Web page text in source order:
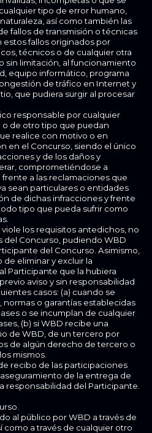
tipo de error humano,
así como también las
fallos de transmisión o técnicas
estos fallos originados por
técnicos o de cualquier otra
sin limitación, al funcionamiento
equipo informático, programa
de tráfico en Internet y
que pudiera surgir al procesar
responsable por cualquier
de otro tipo que puedan
realice con motivo o en
en el Concurso, siendo el único
y de los daños y
comprometiéndose a
a las reclamaciones que
sean particulares o entidades
de dichas infracciones y frente
tipo que pueda sufrir como
los requisitos antedichos, no
del Concurso, pudiendo WBD
del Concurso. Asimismo,
eliminar y excluir la
Participante que la hubiera
aviso y sin responsabilidad
casos: (a) cuando se
normas o garantías establecidas
o se incumplan de cualquier
(b) si WBD recibe una
de WBD, de un tercero por
de algún derecho de tercero o
mismos.
recibo de las participaciones
de la entrega de
responsabilidad del Participante.
al público por WBD a través de
como a través de cualquier otro